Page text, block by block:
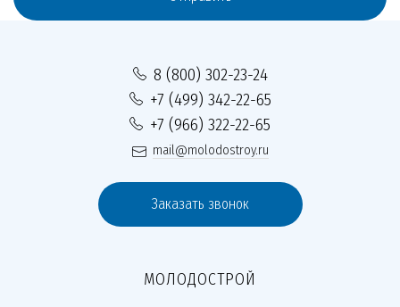
8 (800) 302-23-24
+7 (499) 342-22-65
+7 (966) 322-22-65
mail@molodostroy.ru
Заказать звонок
МОЛОДОСТРОЙ